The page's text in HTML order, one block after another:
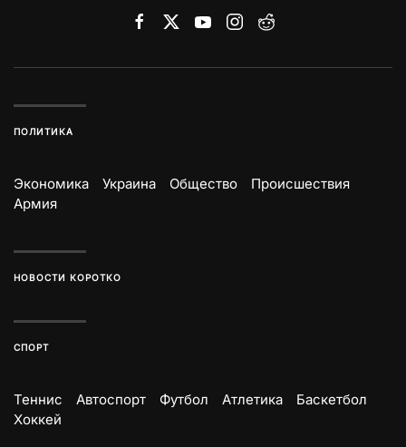
ПОЛИТИКА
Экономика Украина Общество
Происшествия
Армия
НОВОСТИ КОРОТКО
СПОРТ
Теннис Автоспорт Футбол Атлетика
Баскетбол
Хоккей